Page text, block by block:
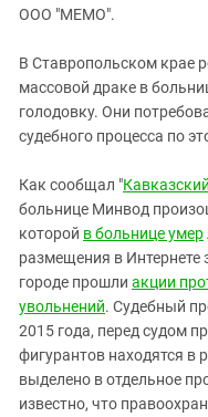
Дагестан
Кабардино-Балкария
Калмыкия
Краснодарский край
Нагорный Карабах
Российская Федерация
Ростовская область
Северная Осетия - Алания
СКФО
ООО "МЕМО".
В Ставропольском крае
массовой драке в
голодовку. Они
судебного процесса по
Как сообщал "
больнице Минвод
которой в больнице умер
размещения в Интернете
городе прошли акции
увольнений. Судебный
2015 года, перед судом
фигурантов находятся в
выделено в отдельное
известно, что